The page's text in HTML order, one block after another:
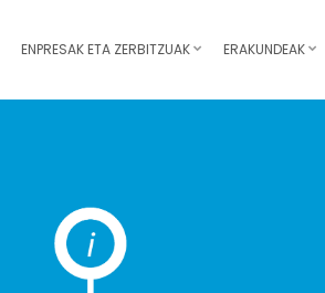
ENPRESAK ETA ZERBITZUAK ERAKUNDEAK